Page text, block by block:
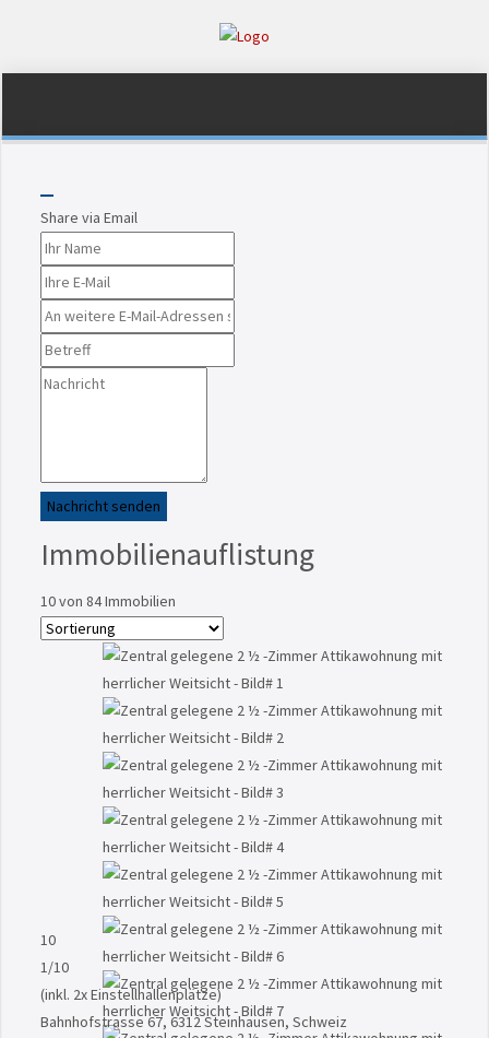
Share via Email
Nachricht senden
Immobilienauflistung
10von 84 Immobilien
10
1/10
(inkl. 2x Einstellhallenplätze)
Bahnhofstrasse 67, 6312 Steinhausen, Schweiz